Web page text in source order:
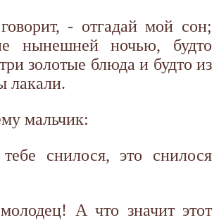
- отгадай мой сон;
нынешней ночью, будто
золотые блюда и будто из
лакали.
мальчик:
снилося, это снилося
А что значит этот